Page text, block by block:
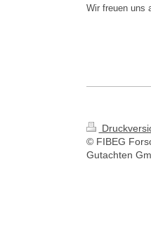
Wir freuen uns
© FIBEG
Gutachten